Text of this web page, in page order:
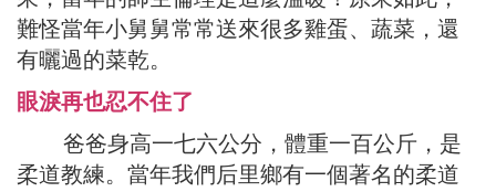
難怪當年小舅舅常常送來很多雞蛋、蔬菜，還
有曬過的菜乾。
眼淚再也忍不住了
爸爸身高一七六公分，體重一百公斤，是
柔道教練。當年我們后里鄉有一個著名的柔道